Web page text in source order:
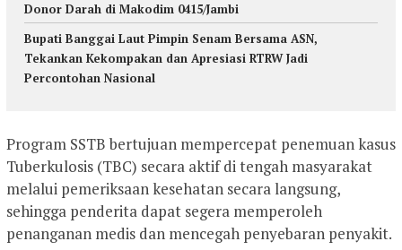
Donor Darah di Makodim 0415/Jambi
Bupati Banggai Laut Pimpin Senam Bersama ASN,
Tekankan Kekompakan dan Apresiasi RTRW Jadi
Percontohan Nasional
Program SSTB bertujuan mempercepat penemuan kasus
Tuberkulosis (TBC) secara aktif di tengah masyarakat
melalui pemeriksaan kesehatan secara langsung,
sehingga penderita dapat segera memperoleh
penanganan medis dan mencegah penyebaran penyakit.